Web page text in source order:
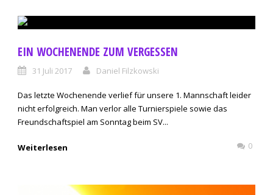
EIN WOCHENENDE ZUM VERGESSEN
31 Juli 2017 Daniel Filzkowski
Das letzte Wochenende verlief für unsere 1. Mannschaft leider
nicht erfolgreich. Man verlor alle Turnierspiele sowie das
Freundschaftspiel am Sonntag beim SV...
Weiterlesen 0